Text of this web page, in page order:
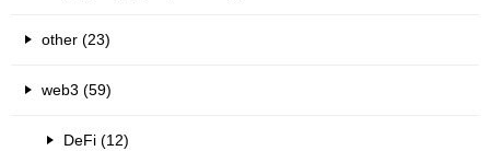
other (23)
web3 (59)
DeFi (12)